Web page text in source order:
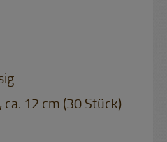
12 cm (30 Stück)